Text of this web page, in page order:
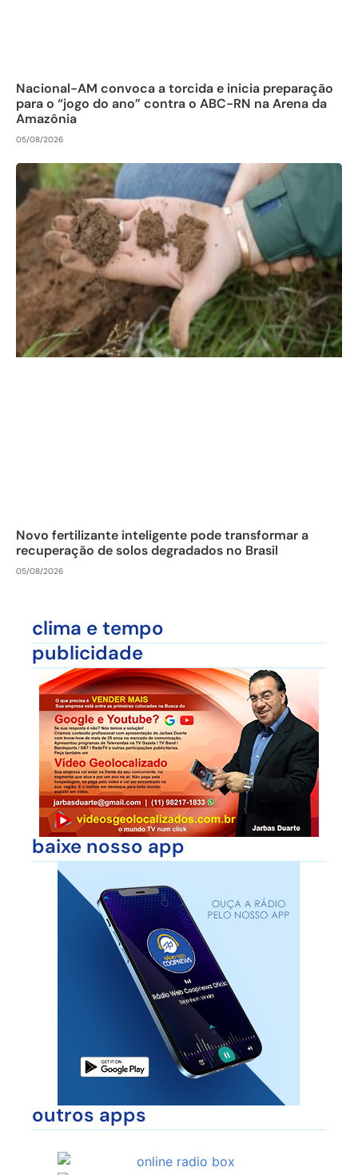
Nacional-AM convoca a torcida e inicia preparação
para o “jogo do ano” contra o ABC-RN na Arena da
Amazônia
05/08/2026
Novo fertilizante inteligente pode transformar a
recuperação de solos degradados no Brasil
05/08/2026
clima e tempo
publicidade
baixe nosso app
outros apps